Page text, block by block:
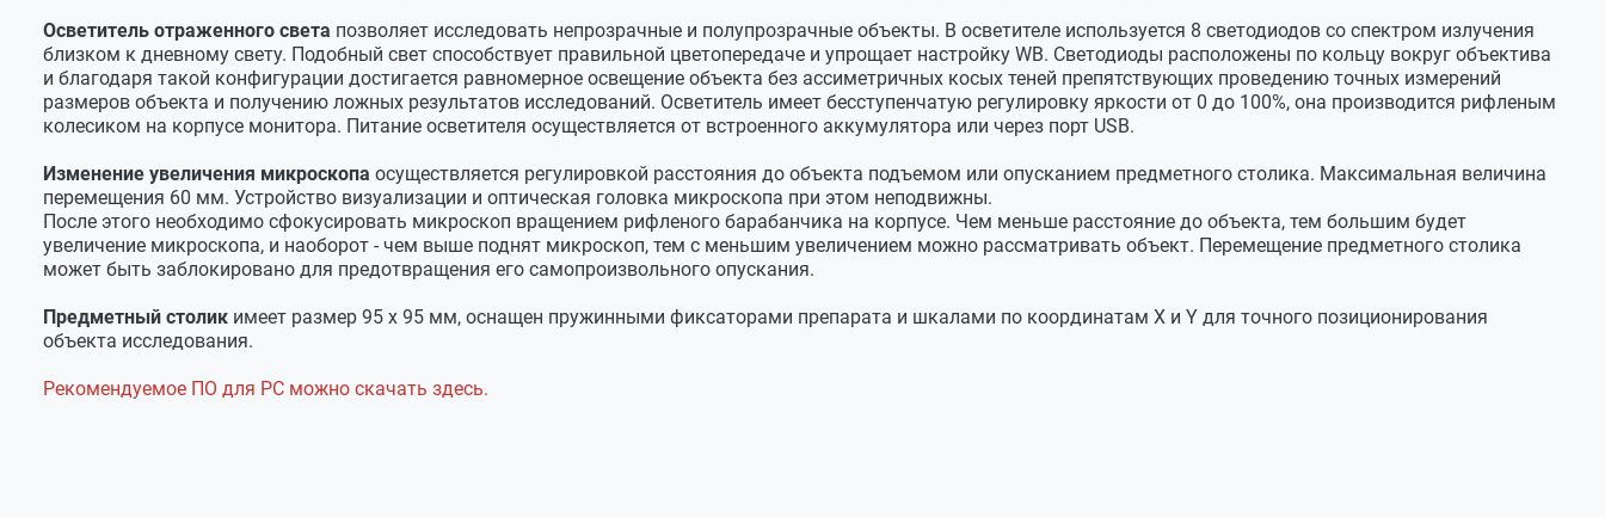
Осветитель отраженного света позволяет исследовать непрозрачные и полупрозрачные объекты. В осветителе используется 8 светодиодов со спектром излучения
близком к дневному свету. Подобный свет способствует правильной цветопередаче и упрощает настройку WB. Светодиоды расположены по кольцу вокруг объектива
и благодаря такой конфигурации достигается равномерное освещение объекта без ассиметричных косых теней препятствующих проведению точных измерений
размеров объекта и получению ложных результатов исследований. Осветитель имеет бесступенчатую регулировку яркости от 0 до 100%, она производится рифленым
колесиком на корпусе монитора. Питание осветителя осуществляется от встроенного аккумулятора или через порт USB.
Изменение увеличения микроскопа осуществляется регулировкой расстояния до объекта подъемом или опусканием предметного столика. Максимальная величина
перемещения 60 мм. Устройство визуализации и оптическая головка микроскопа при этом неподвижны.
После этого необходимо сфокусировать микроскоп вращением рифленого барабанчика на корпусе. Чем меньше расстояние до объекта, тем большим будет
увеличение микроскопа, и наоборот - чем выше поднят микроскоп, тем с меньшим увеличением можно рассматривать объект. Перемещение предметного столика
может быть заблокировано для предотвращения его самопроизвольного опускания.
Предметный столик имеет размер 95 х 95 мм, оснащен пружинными фиксаторами препарата и шкалами по координатам X и Y для точного позиционирования
объекта исследования.
Рекомендуемое ПО для РС можно скачать здесь.